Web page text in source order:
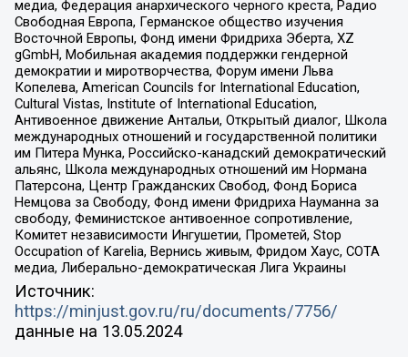
медиа, Федерация анархического черного креста, Радио
Свободная Европа, Германское общество изучения
Восточной Европы, Фонд имени Фридриха Эберта, XZ
gGmbH, Мобильная академия поддержки гендерной
демократии и миротворчества, Форум имени Льва
Копелева, American Councils for International Education,
Cultural Vistas, Institute of International Education,
Антивоенное движение Антальи, Открытый диалог, Школа
международных отношений и государственной политики
им Питера Мунка, Российско-канадский демократический
альянс, Школа международных отношений им Нормана
Патерсона, Центр Гражданских Свобод, Фонд Бориса
Немцова за Свободу, Фонд имени Фридриха Науманна за
свободу, Феминистское антивоенное сопротивление,
Комитет независимости Ингушетии, Прометей, Stop
Occupation of Karelia, Вернись живым, Фридом Хаус, СОТА
медиа, Либерально-демократическая Лига Украины
Источник:
https://minjust.gov.ru/ru/documents/7756/
данные на 13.05.2024